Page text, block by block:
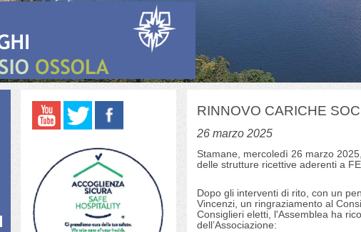
RINNOVO CARICHE
26 marzo 2025
Stamane, mercoledì 26 marzo
delle strutture ricettive aderenti a
Dopo gli interventi di rito, con un
Vincenzi, un ringraziamento al
Consiglieri eletti, l'Assemblea ha
dell’Associazione: